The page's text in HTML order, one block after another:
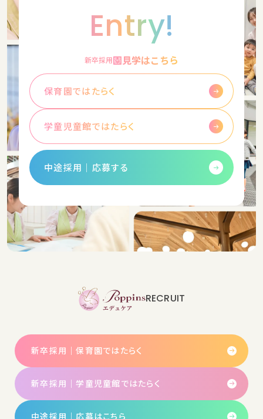
Entry!
新卒採用園見学はこちら
保育園ではたらく
学童児童館ではたらく
中途採用│応募する
RECRUIT
新卒採用｜保育園ではたらく
新卒採用｜学童児童館ではたらく
中途採用│応募はこちら